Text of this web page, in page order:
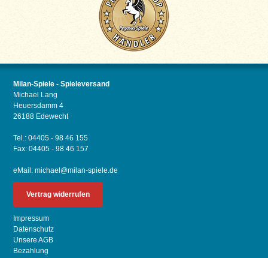
Milan-Spiele - Spieleversand
Michael Lang
Heuersdamm 4
26188 Edewecht
Tel.: 04405 - 98 46 155
Fax: 04405 - 98 46 157
eMail:michael@milan-spiele.de
Vertrag widerrufen
Impressum
Datenschutz
Unsere AGB
Bezahlung